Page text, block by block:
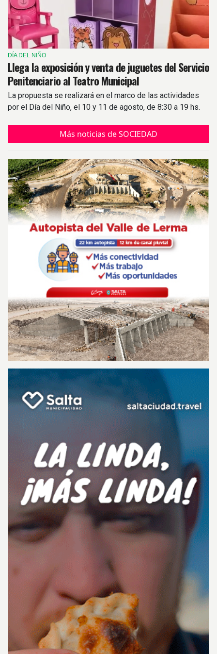
DÍA DEL NIÑO
Llega la exposición y venta de juguetes del Servicio
Penitenciario al Teatro Municipal
La propuesta se realizará en el marco de las actividades
por el Día del Niño, el 10 y 11 de agosto, de 8:30 a 19 hs.
Más noticias de SOCIEDAD